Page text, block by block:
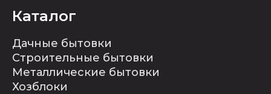
Каталог
Дачные бытовки
Строительные бытовки
Металлические бытовки
Хозблоки